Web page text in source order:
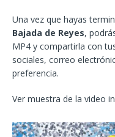
Una vez que hayas
Bajada de Reyes,
MP4 y compartirla con
sociales, correo
preferencia.
Ver muestra de la video